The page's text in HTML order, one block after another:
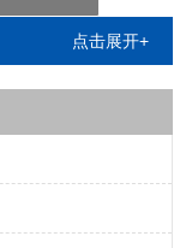
点击展开+